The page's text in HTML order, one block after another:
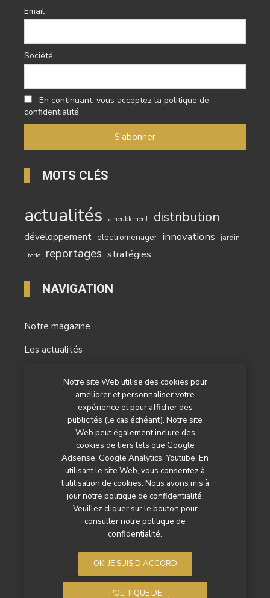
Notre site Web utilise des cookies pour
améliorer et personnaliser votre
expérience et pour afficher des
publicités (le cas échéant). Notre site
Web peut également inclure des
cookies de tiers tels que Google
Adsense, Google Analytics, Youtube. En
utilisant le site Web, vous consentez à
l'utilisation de cookies. Nous avons mis à
jour notre politique de confidentialité.
Veuillez cliquer sur le bouton pour
consulter notre politique de
confidentialité.
OK, JE SUIS D'ACCORD
POLITIQUE DE
Email
Société
En continuant, vous acceptez la politique de
confidentialité
MOTS CLÉS
actualités ameublement distribution
développement electromenager innovations jardin
literie reportages stratégies
NAVIGATION
Notre magazine
Les actualités
Nos autres titres
Qui sommes-nous ?
Contactez-nous
Politique de confidentialité